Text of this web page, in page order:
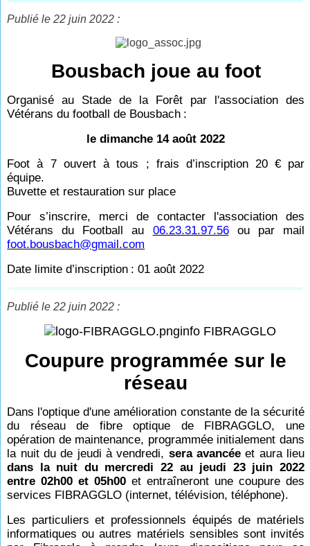
Publié le 22 juin 2022 :
Bousbach joue au foot
Organisé au Stade de la Forêt par l'association des
Vétérans du football de Bousbach :
le dimanche 14 août 2022
Foot à 7 ouvert à tous ; frais d’inscription 20 € par
équipe.
Buvette et restauration sur place
Pour s’inscrire, merci de contacter l'association des
Vétérans du Football au 06.23.31.97.56ou par mail
foot.bousbach@gmail.com
Date limite d’inscription : 01 août 2022
Publié le 22 juin 2022 :
info FIBRAGGLO
Coupure programmée sur le
réseau
Dans l'optique d'une amélioration constante de la sécurité
du réseau de fibre optique de FIBRAGGLO, une
opération de maintenance, programmée initialement dans
la nuit du de jeudi à vendredi, sera avancéeet aura lieu
dans la nuit du mercredi 22 au jeudi 23 juin 2022
entre 02h00 et 05h00 et entraîneront une coupure des
services FIBRAGGLO (internet, télévision, téléphone).
Les particuliers et professionnels équipés de matériels
informatiques ou autres matériels sensibles sont invités